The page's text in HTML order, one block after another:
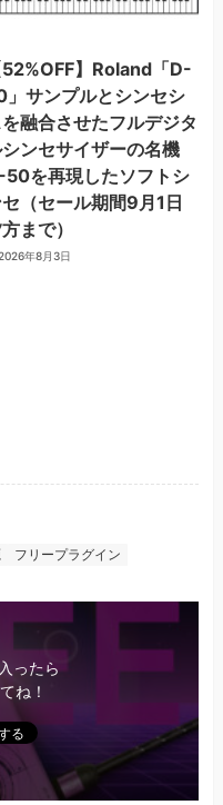
52%OFF】Roland「D-
」サンプルとシンセシ
を融合させたフルデジタ
ンセサイザーの名機
50を再現したソフトシ
セ（セール期間9月1日
まで）
年8月3日
フリープラグイン
ったら
ね！